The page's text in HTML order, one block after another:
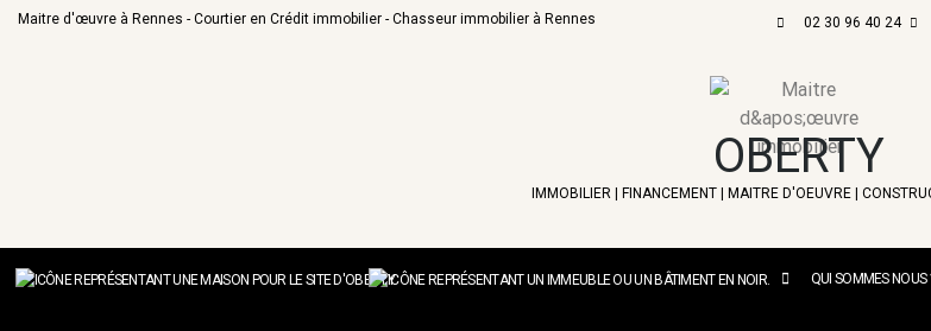
Maitre d'œuvre à Rennes - Courtier en Crédit immobilier - Chasseur immobilier à Rennes 02 30 96 40 24
OBERTY
IMMOBILIER | FINANCEMENT | MAITRE D'OEUVRE
QUI SOMMES NOUS